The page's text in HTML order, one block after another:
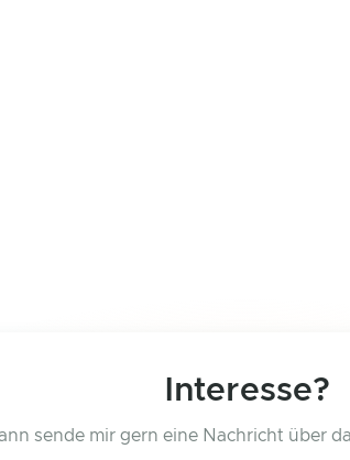
Interesse?
sende mir gern eine Nachricht über